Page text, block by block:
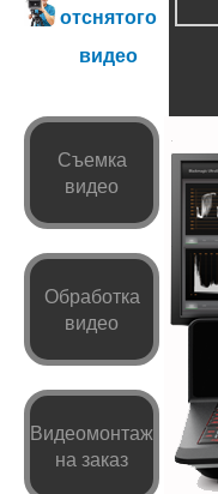
отснятого
видео
Съемка
видео
Обработка
видео
Видеомонтаж
на заказ